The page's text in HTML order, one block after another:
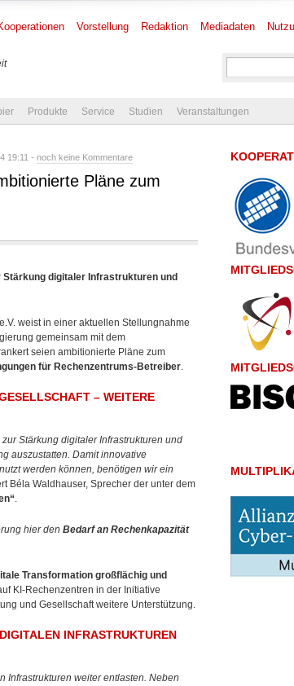
Vorstellung Redaktion Mediadaten
Produkte Service Studien Veranstaltungen
19:11 - noch keine Kommentare
Pläne zum
digitaler Infrastrukturen und
weist in einer aktuellen Stellungnahme
gemeinsam mit dem
seien ambitionierte Pläne zum
für Rechenzentrums-Betreiber.
– WEITERE
Stärkung digitaler Infrastrukturen und
auszustatten. Damit innovative
werden können, benötigen wir ein
Béla Waldhauser, Sprecher der unter dem
.
hier den Bedarf an Rechenkapazität
Transformation großflächig und
KI-Rechenzentren in der Initiative
und Gesellschaft weitere Unterstützung.
INFRASTRUKTUREN
Infrastrukturen weiter entlasten. Neben